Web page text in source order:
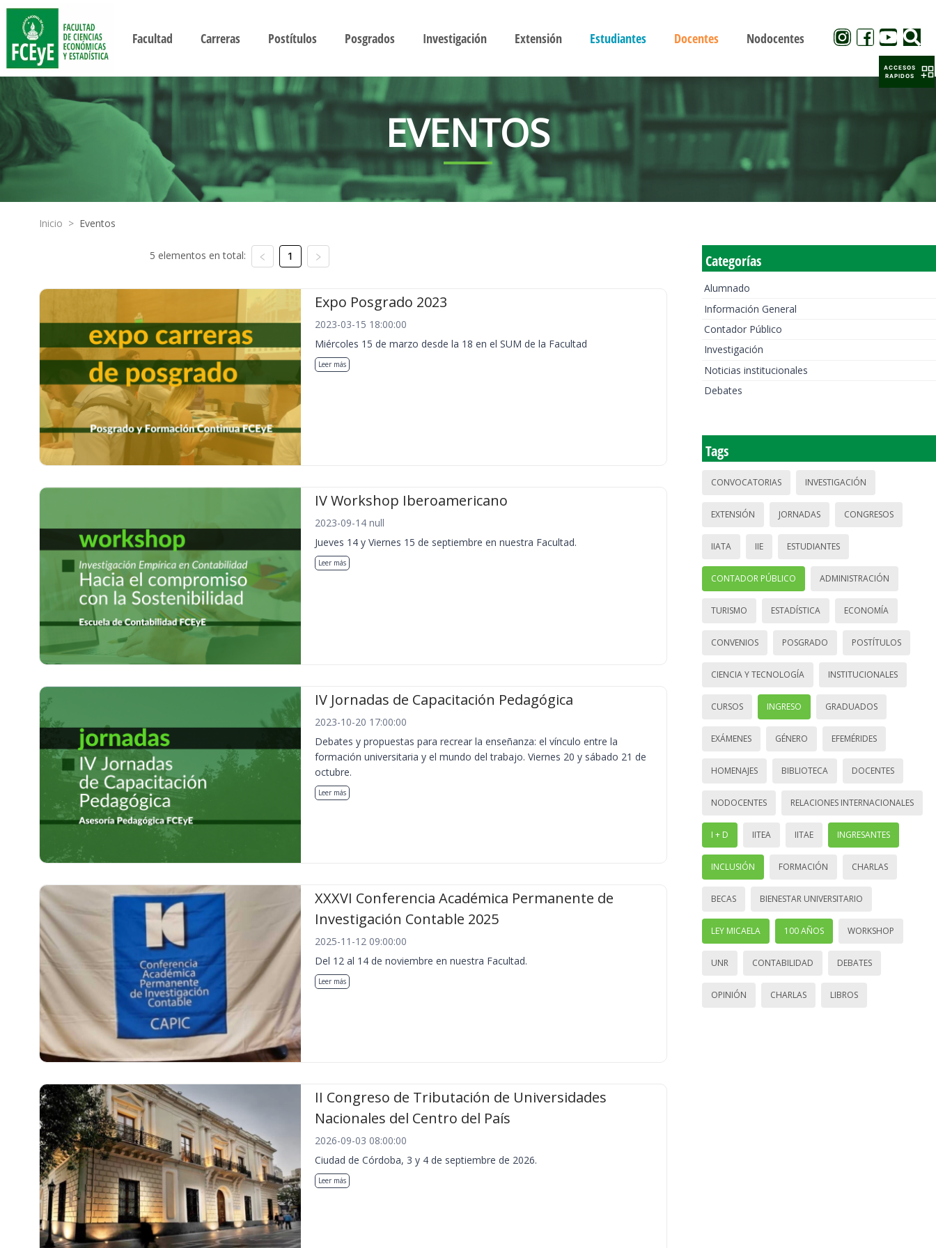
Facultad Carreras Postítulos Posgrados Investigación Extensión Estudiantes Docentes Nodocentes
EVENTOS
Inicio > Eventos
5 elementos en total: 1
Expo Posgrado 2023
2023-03-15 18:00:00
Miércoles 15 de marzo desde la 18 en el SUM de la Facultad
Leer más
IV Workshop Iberoamericano
2023-09-14 null
Jueves 14 y Viernes 15 de septiembre en nuestra Facultad.
Leer más
IV Jornadas de Capacitación Pedagógica
2023-10-20 17:00:00
Debates y propuestas para recrear la enseñanza: el vínculo entre la
formación universitaria y el mundo del trabajo. Viernes 20 y sábado 21 de
octubre.
Leer más
XXXVI Conferencia Académica Permanente de
Investigación Contable 2025
2025-11-12 09:00:00
Del 12 al 14 de noviembre en nuestra Facultad.
Leer más
II Congreso de Tributación de Universidades
Nacionales del Centro del País
2026-09-03 08:00:00
Ciudad de Córdoba, 3 y 4 de septiembre de 2026.
Leer más
Categorías
Alumnado
Información General
Contador Público
Investigación
Noticias institucionales
Debates
Tags
CONVOCATORIAS INVESTIGACIÓN
EXTENSIÓN JORNADAS CONGRESOS
IIATA IIE ESTUDIANTES
CONTADOR PÚBLICO ADMINISTRACIÓN
TURISMO ESTADÍSTICA ECONOMÍA
CONVENIOS POSGRADO POSTÍTULOS
CIENCIA Y TECNOLOGÍA INSTITUCIONALES
CURSOS INGRESO GRADUADOS
EXÁMENES GÉNERO EFEMÉRIDES
HOMENAJES BIBLIOTECA DOCENTES
NODOCENTES RELACIONES INTERNACIONALES
I + D IITEA IITAE INGRESANTES
INCLUSIÓN FORMACIÓN CHARLAS
BECAS BIENESTAR UNIVERSITARIO
LEY MICAELA 100 AÑOS WORKSHOP
UNR CONTABILIDAD DEBATES
OPINIÓN CHARLAS LIBROS
ACCESOS
RAPIDOS